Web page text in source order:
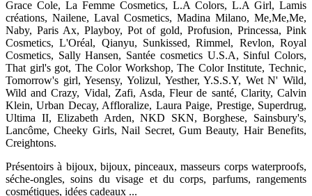
Grace Cole, La Femme Cosmetics, L.A Colors, L.A Girl, Lamis
créations, Nailene, Laval Cosmetics, Madina Milano, Me,Me,Me,
Naby, Paris Ax, Playboy, Pot of gold, Profusion, Princessa, Pink
Cosmetics, L'Oréal, Qianyu, Sunkissed, Rimmel, Revlon, Royal
Cosmetics, Sally Hansen, Santée cosmetics U.S.A, Sinful Colors,
That girl's got, The Color Workshop, The Color Institute, Technic,
Tomorrow's girl, Yesensy, Yolizul, Yesther, Y.S.S.Y, Wet N' Wild,
Wild and Crazy, Vidal, Zafi, Asda, Fleur de santé, Clarity, Calvin
Klein, Urban Decay, Affloralize, Laura Paige, Prestige, Superdrug,
Ultima II, Elizabeth Arden, NKD SKN, Borghese, Sainsbury's,
Lancôme, Cheeky Girls, Nail Secret, Gum Beauty, Hair Benefits,
Creightons.
Présentoirs à bijoux, bijoux, pinceaux, masseurs corps waterproofs,
séche-ongles, soins du visage et du corps, parfums, rangements
cosmétiques, idées cadeaux ...